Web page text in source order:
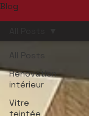
Blog
All Posts
Rénovation
intérieur
Vitre
teintée